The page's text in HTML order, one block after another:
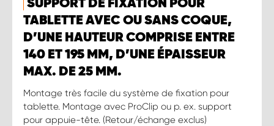
SUPPORT DE FIXATION POUR
TABLETTE AVEC OU SANS COQUE,
D’UNE HAUTEUR COMPRISE ENTRE
140 ET 195 MM, D’UNE ÉPAISSEUR
MAX. DE 25 MM.
Montage très facile du système de fixation pour
tablette. Montage avec ProClip ou p. ex. support
pour appuie-tête. (Retour/échange exclus)